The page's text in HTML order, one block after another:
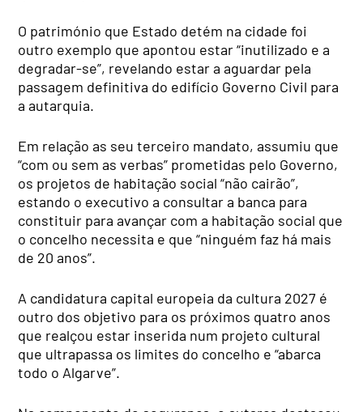
O património que Estado detém na cidade foi
outro exemplo que apontou estar “inutilizado e a
degradar-se”, revelando estar a aguardar pela
passagem definitiva do edifício Governo Civil para
a autarquia.
Em relação as seu terceiro mandato, assumiu que
“com ou sem as verbas” prometidas pelo Governo,
os projetos de habitação social “não cairão”,
estando o executivo a consultar a banca para
constituir para avançar com a habitação social que
o concelho necessita e que “ninguém faz há mais
de 20 anos”.
A candidatura capital europeia da cultura 2027 é
outro dos objetivo para os próximos quatro anos
que realçou estar inserida num projeto cultural
que ultrapassa os limites do concelho e “abarca
todo o Algarve”.